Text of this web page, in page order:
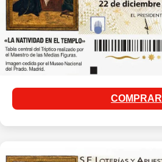
COMPRAR